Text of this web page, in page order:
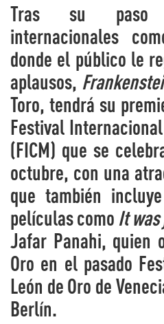
Tras su paso
internacionales
donde el público le
aplausos,
Toro, tendrá su
Festival
(FICM) que se
octubre, con una
que también
películas como It
Jafar Panahi, quien
Oro en el pasado
León de Oro de
Berlín.